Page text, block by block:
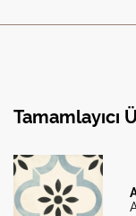
Tamamlayıcı